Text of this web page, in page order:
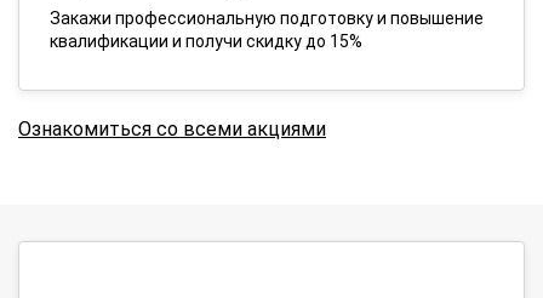
Закажи профессиональную подготовку и повышение
квалификации и получи скидку до 15%
Ознакомиться со всеми акциями